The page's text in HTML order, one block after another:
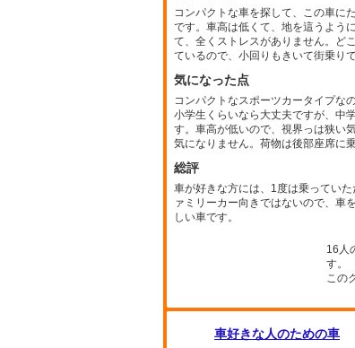
コンパクトな車を探して、この車に
です。車高は低くて、地を這うよう
て、全くストレスがありません。ど
ているので、小回りもきいて街乗り
気になった点
コンパクトなスポーツカータイプな
小学生くらいなら大丈夫ですが、中
す。車高が低いので、視界っは狭い
気になりません。荷物は後部座席に
総評
車が好きな方には、1度は乗ってい
ァミリーカー向きではないので、車
しい車です。
16人
す。
この
車好きな人のための車